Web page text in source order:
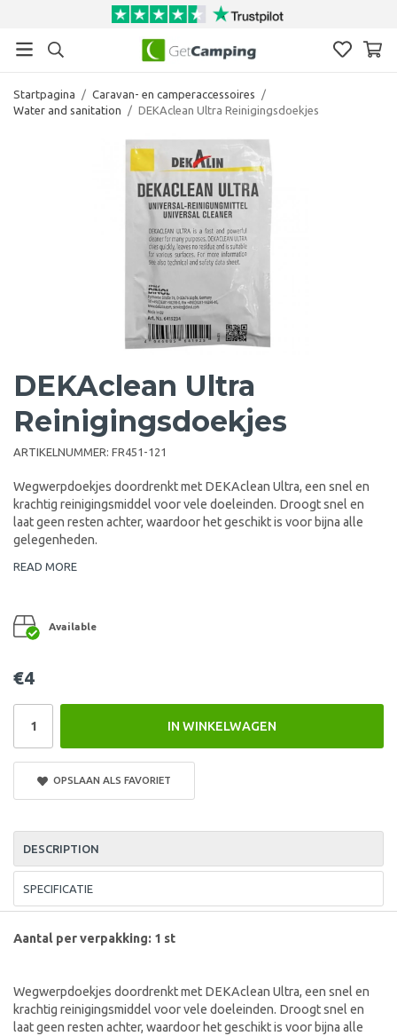
Startpagina / Caravan- en camperaccessoires
/
Water and sanitation
/ DEKAclean Ultra Reinigingsdoekjes
DEKAclean Ultra
Reinigingsdoekjes
ARTIKELNUMMER: FR451-121
Wegwerpdoekjes doordrenkt met DEKAclean Ultra, een snel en
krachtig reinigingsmiddel voor vele doeleinden. Droogt snel en
laat geen resten achter, waardoor het geschikt is voor bijna alle
gelegenheden.
READ MORE
Available
€4
IN WINKELWAGEN
OPSLAAN ALS FAVORIET
DESCRIPTION
SPECIFICATIE
Aantal per verpakking: 1 st
Wegwerpdoekjes doordrenkt met DEKAclean Ultra, een snel en
krachtig reinigingsmiddel voor vele doeleinden. Droogt snel en
laat geen resten achter, waardoor het geschikt is voor bijna alle